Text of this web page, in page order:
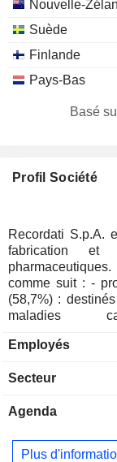
Nouvelle-
Suède
Finlande
Pays-Bas
Luxembourg
Australie
Danemark
Suisse
Japon
Basé
Profil Société
Recordati S.p.A.
fabrication et
comme suit : - produits pharmaceutiques et produits OTC
(58,7%) :
maladies
rares (41,3%). La répartition géographique du CA est la
Asie et Océanie
Employés
Secteur
Agenda
Plus